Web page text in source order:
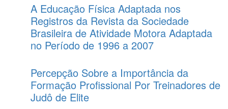
A Educação Física Adaptada nos
Registros da Revista da Sociedade
Brasileira de Atividade Motora Adaptada
no Período de 1996 a 2007
Percepção Sobre a Importância da
Formação Profissional Por Treinadores de
Judô de Elite